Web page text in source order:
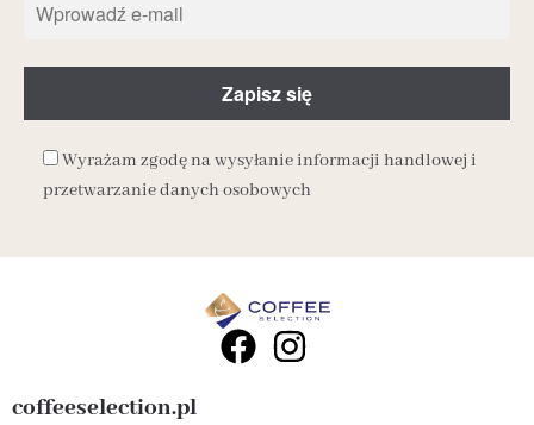
Wyrażam zgodę na wysyłanie informacji handlowej i
przetwarzanie danych osobowych
coffeeselection.pl